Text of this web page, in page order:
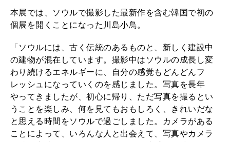
本展では、ソウルで撮影した最新作を含む韓国で初の
個展を開くことになった川島小鳥。
「ソウルには、古く伝統のあるものと、新しく建設中
の建物が混在しています。撮影中はソウルの成長し変
わり続けるエネルギーに、自分の感覚もどんどんフ
レッシュになっていくのを感じました。写真を長年
やってきましたが、初心に帰り、ただ写真を撮るとい
うことを楽しみ、何を見てもおもしろく、きれいだな
と思える時間をソウルで過ごしました。カメラがある
ことによって、いろんな人と出会えて、写真やカメラ